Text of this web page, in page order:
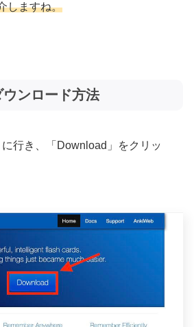
しますね。
ンロード方法
に行き、「Download」をクリッ